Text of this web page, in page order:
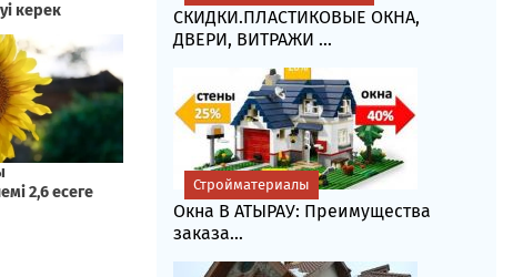
СКИДКИ.ПЛАСТИКОВЫЕ ОКНА,
ДВЕРИ, ВИТРАЖИ ...
Окна В АТЫРАУ: Преимущества
заказа...
Стройматериалы